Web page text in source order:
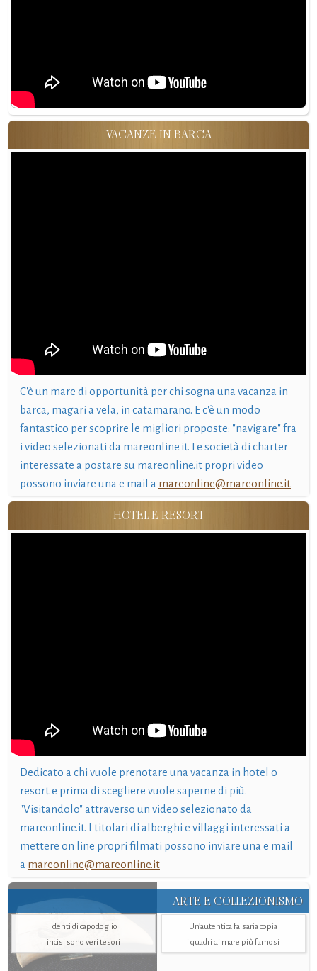
VACANZE IN BARCA
C'è un mare di opportunità per chi sogna una vacanza in
barca, magari a vela, in catamarano. E c'è un modo
fantastico per scoprire le migliori proposte: "navigare" fra
i video selezionati da mareonline.it. Le società di charter
interessate a postare su mareonline.it propri video
possono inviare una e mail a mareonline@mareonline.it
HOTEL E RESORT
Dedicato a chi vuole prenotare una vacanza in hotel o
resort e prima di scegliere vuole saperne di più.
"Visitandolo" attraverso un video selezionato da
mareonline.it. I titolari di alberghi e villaggi interessati a
mettere on line propri filmati possono inviare una e mail
a mareonline@mareonline.it
ARTE E COLLEZIONISMO
I denti di capodoglio
incisi sono veri tesori
Un’autentica falsaria copia
i quadri di mare più famosi